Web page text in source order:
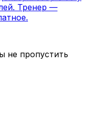
Тренер —
не пропустить